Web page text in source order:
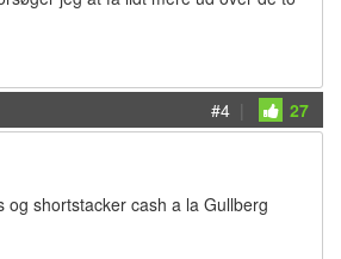
#4 | 27
og shortstacker cash a la Gullberg